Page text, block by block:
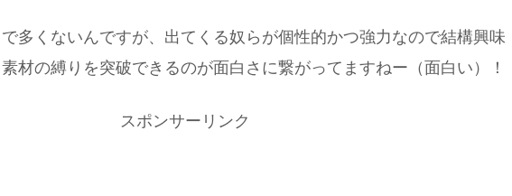
多くないんですが、出てくる奴らが個性的かつ強力なので結構興味
材の縛りを突破できるのが面白さに繋がってますねー（面白い）！
スポンサーリンク